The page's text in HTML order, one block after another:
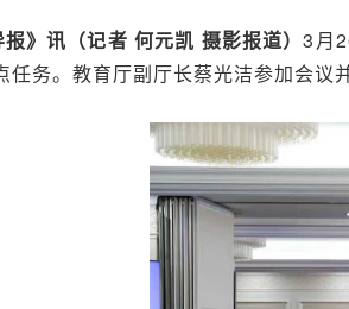
报》讯（记者 何元凯 摄影报道）3月
任务。教育厅副厅长蔡光洁参加会议